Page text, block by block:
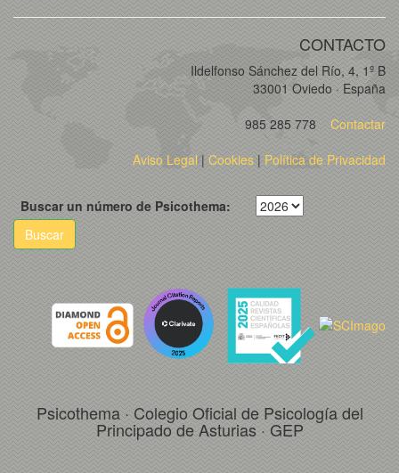
CONTACTO
Ildelfonso Sánchez del Río, 4, 1º B
33001 Oviedo · España
985 285 778
Contactar
Aviso Legal| Cookies | Política de Privacidad
Buscar un número de Psicothema:
Buscar
Psicothema · Colegio Oficial de Psicología del
Principado de Asturias · GEP